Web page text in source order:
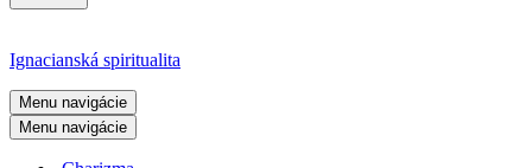
Ignacianská spiritualita
Menu navigácie
Menu navigácie